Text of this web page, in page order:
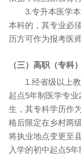
3.专升本医学本
本科的，其专业必
历方可作为报考医
（三）高职（专科
1.经省级以上教
起点5年制医学专
生，其专科学历作
格后限定在乡村两
将执业地点变更至
入学的初中起点5